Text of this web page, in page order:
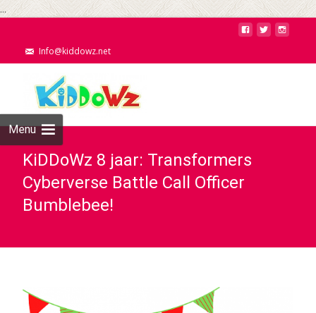
...
Info@kiddowz.net
Menu
KiDDoWz 8 jaar: Transformers
Cyberverse Battle Call Officer
Bumblebee!